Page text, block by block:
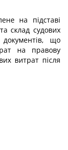
на підставі
склад судових
що
на правову
витрат після